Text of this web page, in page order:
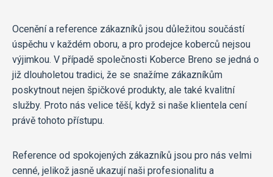
Ocenění a reference zákazníků jsou důležitou součástí
úspěchu v každém oboru, a pro prodejce koberců nejsou
výjimkou. V případě společnosti Koberce Breno se jedná o
již dlouholetou tradici, že se snažíme zákazníkům
poskytnout nejen špičkové produkty, ale také kvalitní
služby. Proto nás velice těší, když si naše klientela cení
právě tohoto přístupu.
Reference od spokojených zákazníků jsou pro nás velmi
cenné, jelikož jasně ukazují naši profesionalitu a